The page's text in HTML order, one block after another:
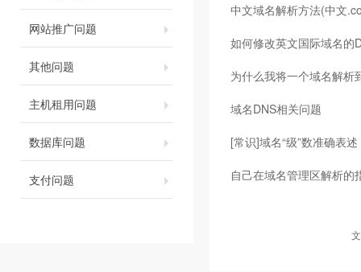
网站推广问题
其他问题
主机租用问题
数据库问题
支付问题
中文域名解析方法(中文
如何修改英文国际域名的
为什么我将一个域名解析
域名DNS相关问题
[常识]域名“级”数准确表述
自己在域名管理区解析